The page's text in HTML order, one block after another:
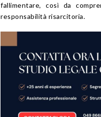
fallimentare, così da
responsabilità risarcitoria.